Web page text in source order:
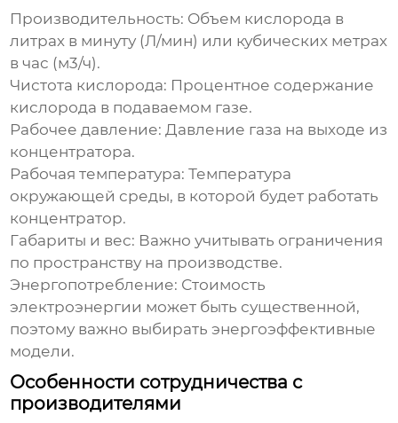
Производительность: Объем кислорода в
литрах в минуту (Л/мин) или кубических метрах
в час (м3/ч).
Чистота кислорода: Процентное содержание
кислорода в подаваемом газе.
Рабочее давление: Давление газа на выходе из
концентратора.
Рабочая температура: Температура
окружающей среды, в которой будет работать
концентратор.
Габариты и вес: Важно учитывать ограничения
по пространству на производстве.
Энергопотребление: Стоимость
электроэнергии может быть существенной,
поэтому важно выбирать энергоэффективные
модели.
Особенности сотрудничества с
производителями